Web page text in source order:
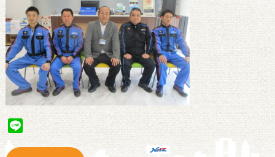
Line